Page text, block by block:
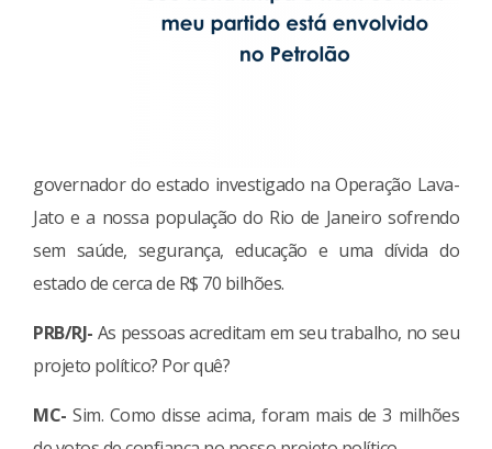
governador do estado investigado na Operação Lava-
Jato e a nossa população do Rio de Janeiro sofrendo
sem saúde, segurança, educação e uma dívida do
estado de cerca de R$ 70 bilhões.
PRB/RJ- As pessoas acreditam em seu trabalho, no seu
projeto político? Por quê?
MC- Sim. Como disse acima, foram mais de 3 milhões